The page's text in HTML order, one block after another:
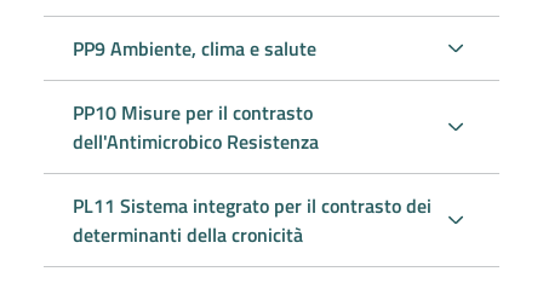
PP9 Ambiente, clima e salute
PP10 Misure per il contrasto
dell'Antimicrobico Resistenza
PL11 Sistema integrato per il contrasto dei
determinanti della cronicità